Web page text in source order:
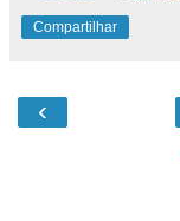
Compartilhar
‹